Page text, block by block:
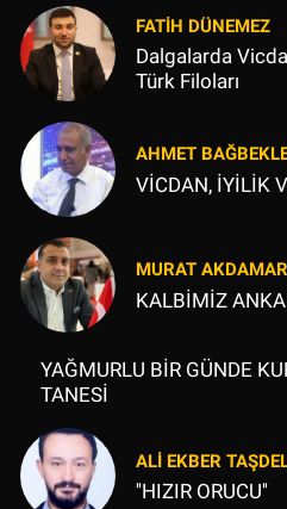
FATIH DÜNEMEZ
Dalgalarda
Türk Filoları
AHMET
VİCDAN, İYİLİK
MURAT AKDAMAR
KALBİMİZ
YAĞMURLU BİR GÜNDE
TANESİ
ALI EKBER
''HIZIR ORUCU''